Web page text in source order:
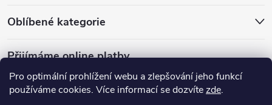
Pro optimální prohlížení webu a zlepšování jeho funkcí
používáme cookies. Více informací se dozvítezde.
Oblíbené kategorie
Přijímáme online platby